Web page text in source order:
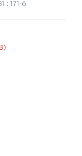
: 171-6